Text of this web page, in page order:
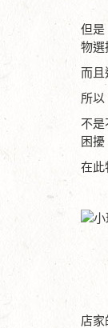
但是
物選
而且
所
不是
困擾
在此
店